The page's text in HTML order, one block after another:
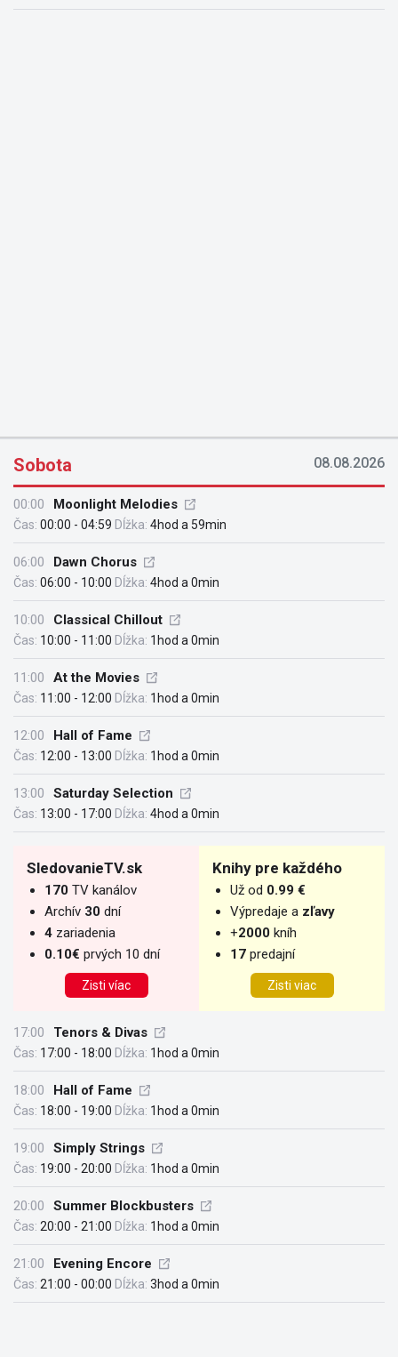
Sobota 08.08.2026
00:00 Moonlight Melodies
Čas: 00:00 - 04:59 Dĺžka: 4hod a 59min
06:00 Dawn Chorus
Čas: 06:00 - 10:00 Dĺžka: 4hod a 0min
10:00 Classical Chillout
Čas: 10:00 - 11:00 Dĺžka: 1hod a 0min
11:00 At the Movies
Čas: 11:00 - 12:00 Dĺžka: 1hod a 0min
12:00 Hall of Fame
Čas: 12:00 - 13:00 Dĺžka: 1hod a 0min
13:00 Saturday Selection
Čas: 13:00 - 17:00 Dĺžka: 4hod a 0min
SledovanieTV.sk
170 TV kanálov
Archív 30 dní
4 zariadenia
0.10€ prvých 10 dní
Zisti víac
Knihy pre každého
Už od 0.99 €
Výpredaje a zľavy
+2000 kníh
17 predajní
Zisti viac
17:00 Tenors & Divas
Čas: 17:00 - 18:00 Dĺžka: 1hod a 0min
18:00 Hall of Fame
Čas: 18:00 - 19:00 Dĺžka: 1hod a 0min
19:00 Simply Strings
Čas: 19:00 - 20:00 Dĺžka: 1hod a 0min
20:00 Summer Blockbusters
Čas: 20:00 - 21:00 Dĺžka: 1hod a 0min
21:00 Evening Encore
Čas: 21:00 - 00:00 Dĺžka: 3hod a 0min